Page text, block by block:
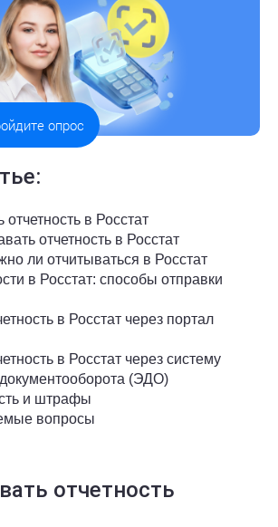
в Росстат
отчетность в Росстат
ли отчитываться в Росстат
в Росстат: способы отправки
в Росстат через портал
в Росстат через систему
(ЭДО)
и штрафы
вопросы
отчетность
опрос